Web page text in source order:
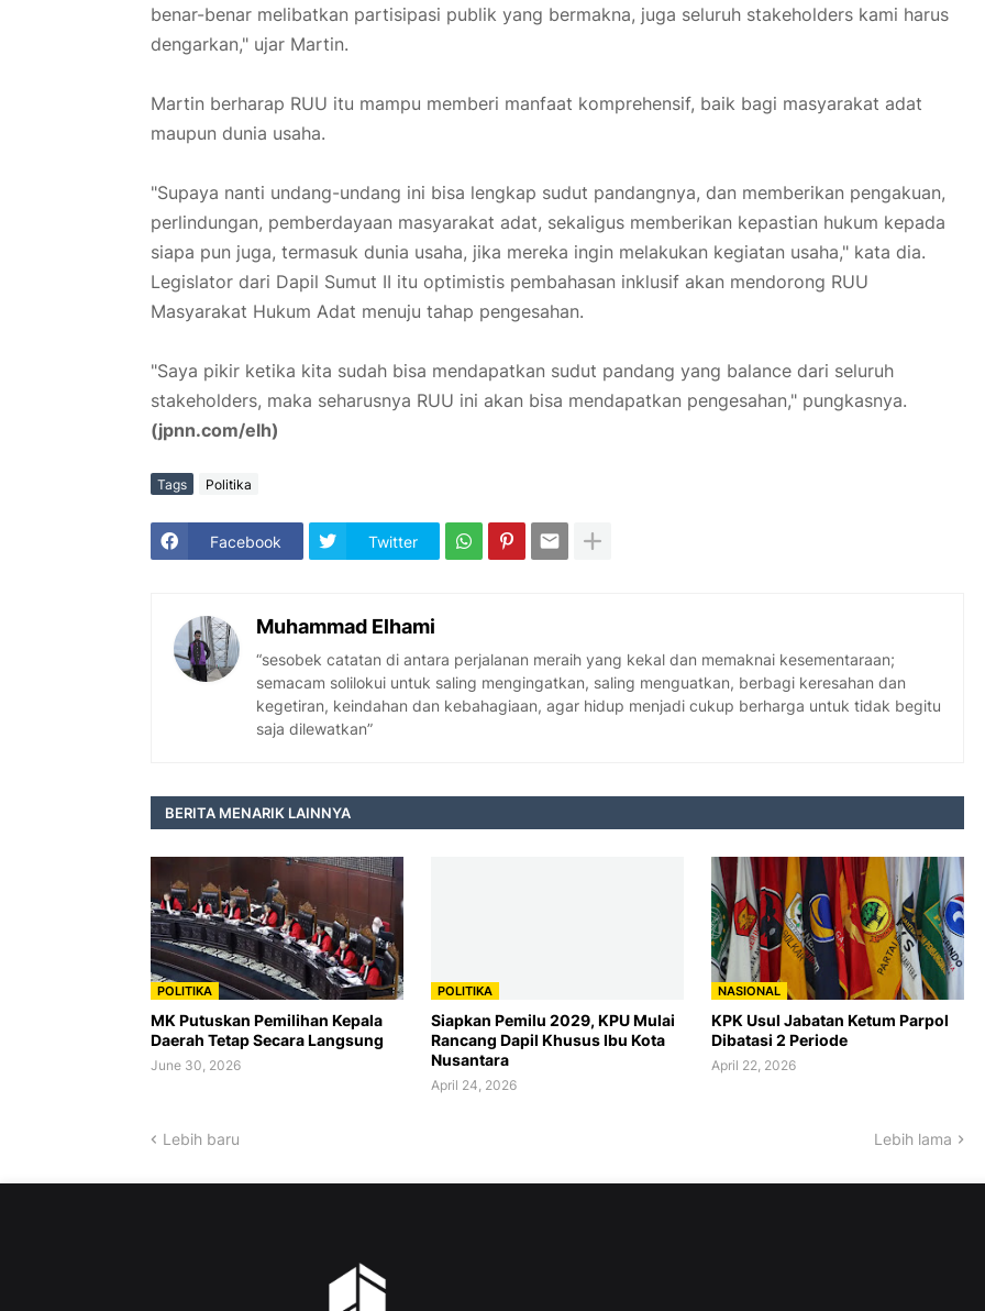
benar-benar melibatkan partisipasi publik yang bermakna, juga seluruh stakeholders kami harus
dengarkan," ujar Martin.
Martin berharap RUU itu mampu memberi manfaat komprehensif, baik bagi masyarakat adat
maupun dunia usaha.
"Supaya nanti undang-undang ini bisa lengkap sudut pandangnya, dan memberikan pengakuan,
perlindungan, pemberdayaan masyarakat adat, sekaligus memberikan kepastian hukum kepada
siapa pun juga, termasuk dunia usaha, jika mereka ingin melakukan kegiatan usaha," kata dia.
Legislator dari Dapil Sumut II itu optimistis pembahasan inklusif akan mendorong RUU
Masyarakat Hukum Adat menuju tahap pengesahan.
"Saya pikir ketika kita sudah bisa mendapatkan sudut pandang yang balance dari seluruh
stakeholders, maka seharusnya RUU ini akan bisa mendapatkan pengesahan," pungkasnya.
(jpnn.com/elh)
Tags Politika
Facebook Twitter
Muhammad Elhami
“sesobek catatan di antara perjalanan meraih yang kekal dan memaknai kesementaraan;
semacam solilokui untuk saling mengingatkan, saling menguatkan, berbagi keresahan dan
kegetiran, keindahan dan kebahagiaan, agar hidup menjadi cukup berharga untuk tidak begitu
saja dilewatkan”
BERITA MENARIK LAINNYA
POLITIKA
MK Putuskan Pemilihan Kepala
Daerah Tetap Secara Langsung
June 30, 2026
POLITIKA
Siapkan Pemilu 2029, KPU Mulai
Rancang Dapil Khusus Ibu Kota
Nusantara
April 24, 2026
NASIONAL
KPK Usul Jabatan Ketum Parpol
Dibatasi 2 Periode
April 22, 2026
Lebih baru Lebih lama